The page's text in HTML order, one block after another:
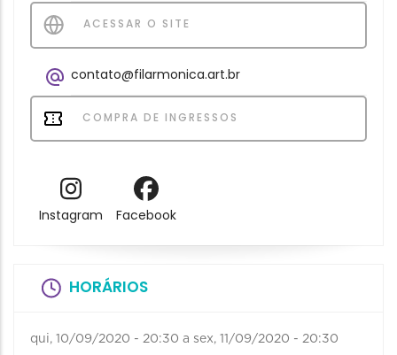
ACESSAR O SITE
contato@filarmonica.art.br
COMPRA DE INGRESSOS
Instagram Facebook
HORÁRIOS
qui, 10/09/2020 - 20:30 a sex, 11/09/2020 - 20:30